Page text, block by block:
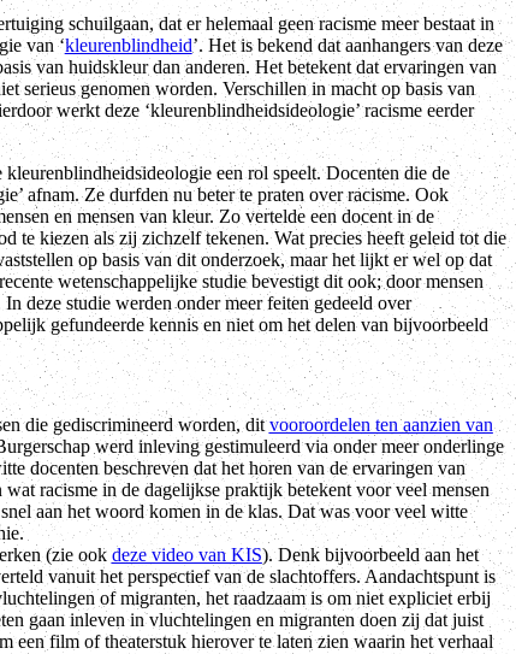
schuilgaan, dat er helemaal geen racisme meer bestaat in
van ‘kleurenblindheid’. Het is bekend dat aanhangers van deze
van huidskleur dan anderen. Het betekent dat ervaringen van
serieus genomen worden. Verschillen in macht op basis van
werkt deze ‘kleurenblindheidsideologie’ racisme eerder
een rol speelt. Docenten die de
afnam. Ze durfden nu beter te praten over racisme. Ook
en mensen van kleur. Zo vertelde een docent in de
te kiezen als zij zichzelf tekenen. Wat precies heeft geleid tot die
op basis van dit onderzoek, maar het lijkt er wel op dat
wetenschappelijke studie bevestigt dit ook; door mensen
In deze studie werden onder meer feiten gedeeld over
gefundeerde kennis en niet om het delen van bijvoorbeeld
die gediscrimineerd worden, ditvooroordelen ten aanzien van
werd inleving gestimuleerd via onder meer onderlinge
docenten beschreven dat het horen van de ervaringen van
racisme in de dagelijkse praktijk betekent voor veel mensen
aan het woord komen in de klas. Dat was voor veel witte
(zie ook deze video van KIS). Denk bijvoorbeeld aan het
vanuit het perspectief van de slachtoffers. Aandachtspunt is
of migranten, het raadzaam is om niet expliciet erbij
gaan inleven in vluchtelingen en migranten doen zij dat juist
een film of theaterstuk hierover te laten zien waarin het verhaal